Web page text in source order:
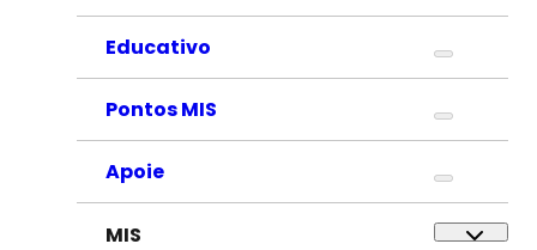
Educativo
Pontos MIS
Apoie
MIS